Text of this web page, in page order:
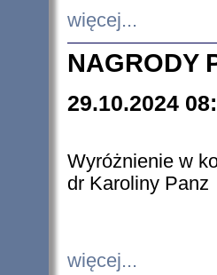
więcej...
NAGRODY
29.10.2024
Wyróżnienie w
dr Karoliny Panz
więcej...